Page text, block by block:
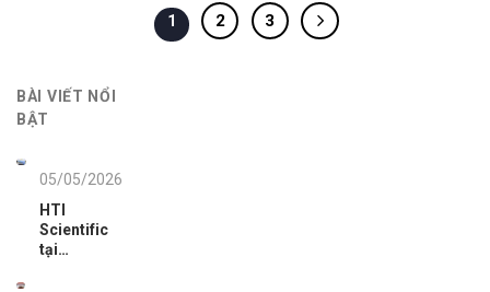
1 2 3
BÀI VIẾT NỔI
BẬT
05/05/2026
HTI
Scientific
tại